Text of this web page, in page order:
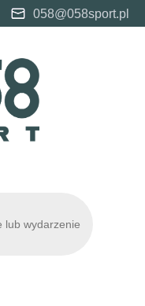
058@058sport.pl